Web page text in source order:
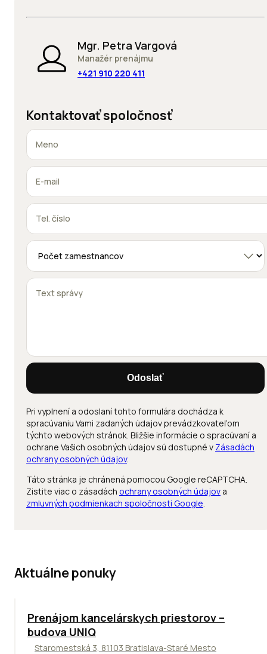
Mgr. Petra Vargová
Manažér prenájmu
+421 910 220 411
Kontaktovať spoločnosť
Odoslať
Pri vyplnení a odoslaní tohto formulára dochádza k
spracúvaniu Vami zadaných údajov prevádzkovateľom
týchto webových stránok. Bližšie informácie o spracúvaní a
ochrane Vašich osobných údajov sú dostupné v Zásadách
ochrany osobných údajov.
Táto stránka je chránená pomocou Google reCAPTCHA.
Zistite viac o zásadách ochrany osobných údajov a
zmluvných podmienkach spoločnosti Google.
Aktuálne ponuky
Prenájom kancelárskych priestorov –
budova UNIQ
Staromestská 3, 81103 Bratislava-Staré Mesto